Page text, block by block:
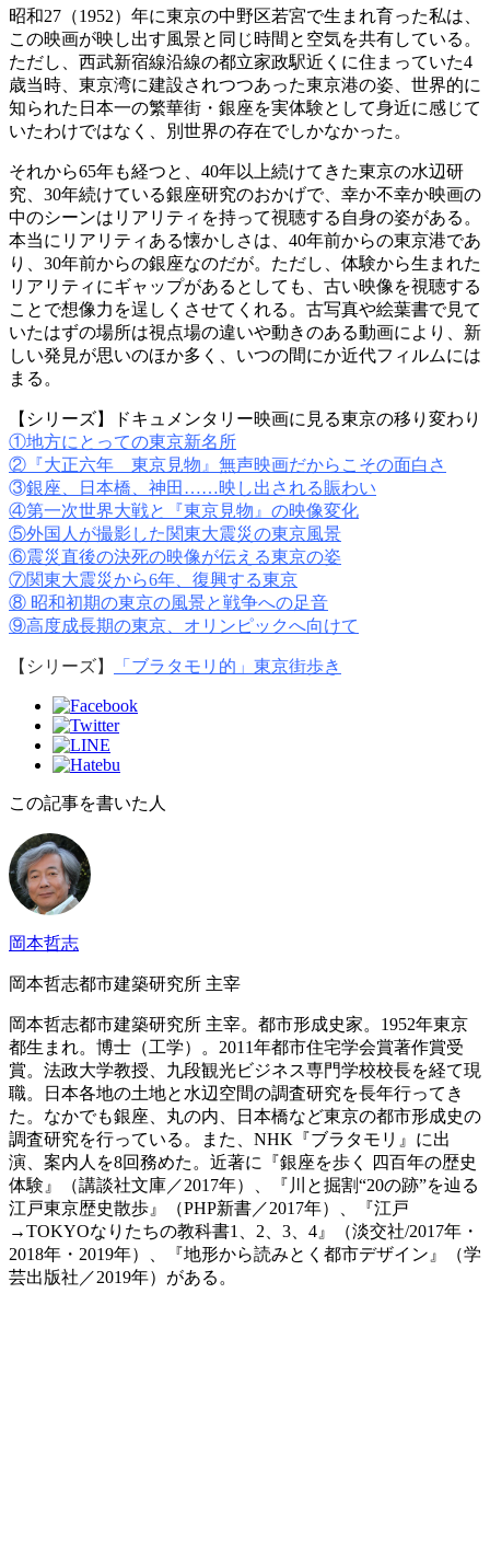
昭和27（1952）年に東京の中野区若宮で生まれ育った私は、
この映画が映し出す風景と同じ時間と空気を共有している。
ただし、西武新宿線沿線の都立家政駅近くに住まっていた4
歳当時、東京湾に建設されつつあった東京港の姿、世界的に
知られた日本一の繁華街・銀座を実体験として身近に感じて
いたわけではなく、別世界の存在でしかなかった。
それから65年も経つと、40年以上続けてきた東京の水辺研
究、30年続けている銀座研究のおかげで、幸か不幸か映画の
中のシーンはリアリティを持って視聴する自身の姿がある。
本当にリアリティある懐かしさは、40年前からの東京港であ
り、30年前からの銀座なのだが。ただし、体験から生まれた
リアリティにギャップがあるとしても、古い映像を視聴する
ことで想像力を逞しくさせてくれる。古写真や絵葉書で見て
いたはずの場所は視点場の違いや動きのある動画により、新
しい発見が思いのほか多く、いつの間にか近代フィルムには
まる。
【シリーズ】ドキュメンタリー映画に見る東京の移り変わり
①地方にとっての東京新名所
②『大正六年 東京見物』無声映画だからこその面白さ
③銀座、日本橋、神田……映し出される賑わい
④第一次世界大戦と『東京見物』の映像変化
⑤外国人が撮影した関東大震災の東京風景
⑥震災直後の決死の映像が伝える東京の姿
⑦関東大震災から6年、復興する東京
⑧ 昭和初期の東京の風景と戦争への足音
⑨高度成長期の東京、オリンピックへ向けて
【シリーズ】 「ブラタモリ的」東京街歩き
この記事を書いた人
岡本哲志
岡本哲志都市建築研究所 主宰
岡本哲志都市建築研究所 主宰。都市形成史家。1952年東京
都生まれ。博士（工学）。2011年都市住宅学会賞著作賞受
賞。法政大学教授、九段観光ビジネス専門学校校長を経て現
職。日本各地の土地と水辺空間の調査研究を長年行ってき
た。なかでも銀座、丸の内、日本橋など東京の都市形成史の
調査研究を行っている。また、NHK『ブラタモリ』に出
演、案内人を8回務めた。近著に『銀座を歩く 四百年の歴史
体験』（講談社文庫／2017年）、『川と掘割“20の跡”を辿る
江戸東京歴史散歩』（PHP新書／2017年）、『江戸
→TOKYOなりたちの教科書1、2、3、4』（淡交社/2017年・
2018年・2019年）、『地形から読みとく都市デザイン』（学
芸出版社／2019年）がある。